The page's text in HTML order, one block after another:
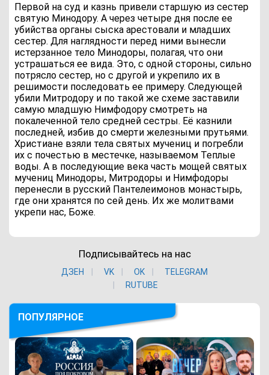
Первой на суд и казнь привели старшую из сестер
святую Минодору. А через четыре дня после ее
убийства органы сыска арестовали и младших
сестер. Для наглядности перед ними вынесли
истерзанное тело Минодоры, полагая, что они
устрашаться ее вида. Это, с одной стороны, сильно
потрясло сестер, но с другой и укрепило их в
решимости последовать ее примеру. Следующей
убили Митродору и по такой же схеме заставили
самую младшую Нимфодору смотреть на
покалеченной тело средней сестры. Её казнили
последней, избив до смерти железными прутьями.
Христиане взяли тела святых мучениц и погребли
их с почестью в местечке, называемом Теплые
воды. А в последующие века часть мощей святых
мучениц Минодоры, Митродоры и Нимфодоры
перенесли в русский Пантелеимонов монастырь,
где они хранятся по сей день. Их же молитвами
укрепи нас, Боже.
Подписывайтесь на нас
ДЗЕН VK ОK
TELEGRAM
RUTUBE
ПОПУЛЯРНОЕ